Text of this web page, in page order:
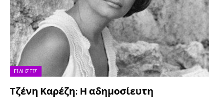
ΕΙΔΉΣΕΙΣ
Τζένη Καρέζη: Η αδημοσίευτη